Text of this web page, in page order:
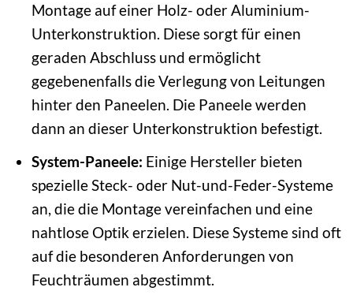
Montage auf einer Holz- oder Aluminium-
Unterkonstruktion. Diese sorgt für einen
geraden Abschluss und ermöglicht
gegebenenfalls die Verlegung von Leitungen
hinter den Paneelen. Die Paneele werden
dann an dieser Unterkonstruktion befestigt.
System-Paneele: Einige Hersteller bieten
spezielle Steck- oder Nut-und-Feder-Systeme
an, die die Montage vereinfachen und eine
nahtlose Optik erzielen. Diese Systeme sind oft
auf die besonderen Anforderungen von
Feuchträumen abgestimmt.